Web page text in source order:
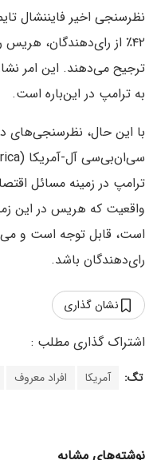
۴۲٪ از رای‌دهندگان،
ترجیح می‌دهند. این امر
به ترامپ در این‌باره است.
با این حال، نظرسنجی‌های
ترامپ در زمینه مسائل
واقعیت که هریس در این
است، قابل توجه است و
رای‌دهندگان باشد.
نشان گذاری
تگ: آمریکا افراد معروف
نوشته‌های مشابه